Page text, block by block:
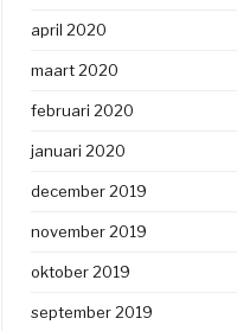
april 2020
maart 2020
februari 2020
januari 2020
december 2019
november 2019
oktober 2019
september 2019